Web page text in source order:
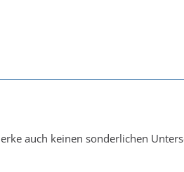
auch keinen sonderlichen